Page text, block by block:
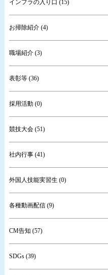
インフラの入り口 (15)
お掃除紹介 (4)
職場紹介 (3)
表彰等 (36)
採用活動 (0)
競技大会 (51)
社内行事 (41)
外国人技能実習生 (0)
各種動画配信 (9)
CM告知 (57)
SDGs (39)